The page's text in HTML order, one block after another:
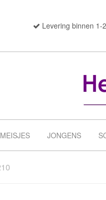
Levering binnen 1-
MEISJES JONGENS